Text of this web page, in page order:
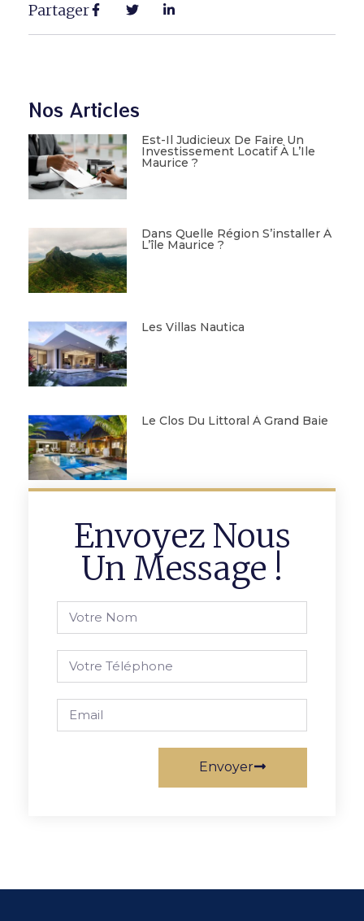
Partager
Nos Articles
Est-Il Judicieux De Faire Un
Investissement Locatif À L’Ile
Maurice ?
Dans Quelle Région S’installer À
L’île Maurice ?
Les Villas Nautica
Le Clos Du Littoral À Grand Baie
Envoyez Nous
Un Message !
Envoyer